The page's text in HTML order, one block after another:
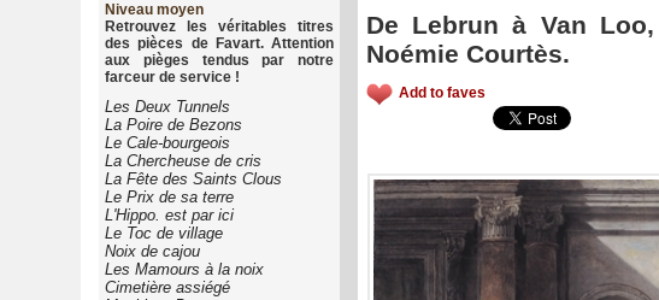
Niveau moyen
Retrouvez les véritables titres
des pièces de Favart. Attention
aux pièges tendus par notre
farceur de service !
Les Deux Tunnels
La Poire de Bezons
Le Cale-bourgeois
La Chercheuse de cris
La Fête des Saints Clous
Le Prix de sa terre
L'Hippo. est par ici
Le Toc de village
Noix de cajou
Les Mamours à la noix
Cimetière assiégé
De Lebrun à Van
Noémie Courtès.
Add to faves